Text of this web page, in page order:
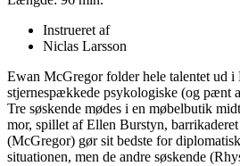
Instrueret af
Niclas Larsson
Ewan McGregor folder hele talentet ud i
stjernespækkede psykologiske (og pænt
Tre søskende mødes i en møbelbutik
mor, spillet af Ellen Burstyn,
(McGregor) gør sit bedste for
situationen, men de andre søskende